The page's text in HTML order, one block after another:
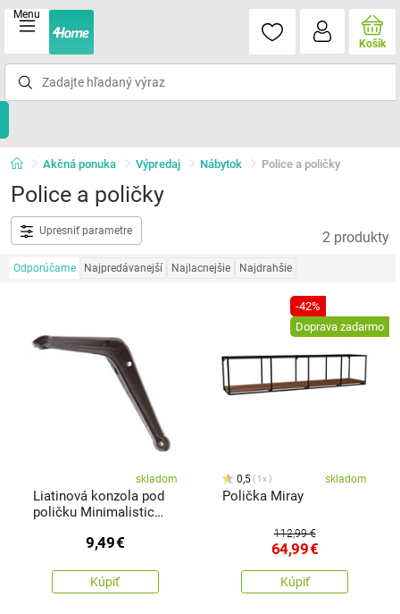
Menu
Košík
Akčná ponuka Výpredaj Nábytok Police a poličky
Police a poličky
Upresniť parametre 2 produkty
Odporúčame Najpredávanejší Najlacnejšie Najdrahšie
skladom
Liatinová konzola pod
poličku Minimalistic
9,49€
Kúpiť
-42%
Doprava zadarmo
0,5 1x skladom
Polička Miray
112,99 €
64,99€
Kúpiť